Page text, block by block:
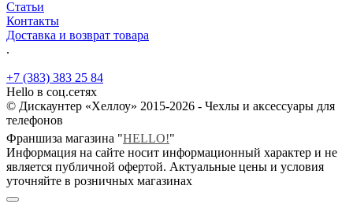
Статьи
Контакты
Доставка и возврат товара
.
+7 (383) 383 25 84
Hello в соц.сетях
© Дискаунтер «Хеллоу» 2015-2026 - Чехлы и аксессуары для
телефонов
Франшиза магазина "HELLO!"
Информация на сайте носит информационный характер и не
является публичной офертой. Актуальные цены и условия
уточняйте в розничных магазинах